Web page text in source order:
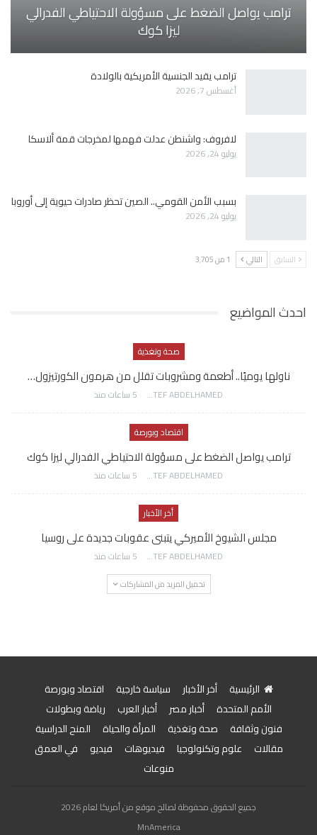
ترامب يواصل الضغط على مسؤولة الاحتياطي الفدرالي
ليزا كوك
ترامب يقيد الجنسية الأمريكية بالولادة
أغسطس 7, 2026
لافروف: واشنطن عدلت فهمها لمخرجات قمة ألاسكا
يوليو 24, 2026
بسبب الأمن القومي.. الصين تحظر صادرات حيوية إلى أوروبا
يوليو 24, 2026
السابق التالي 1 من 3٬705
احدث المواضيع
صحة وتغذية
ناولها يوميًا.. أطعمة ومشروبات تقلل من هرمون الكورتيزول…
AWATEF ABDELHAMED 5 ساعات منذ
اقتصاد وبورصة
ترامب يواصل الضغط على مسؤولة الاحتياطي الفدرالي ليزا كوك
AWATEF ABDELHAMED 5 ساعات منذ
أخر الأخبار
مجلس الشيوخ الأميركي يتبنى عقوبات جديدة على روسيا
AWATEF ABDELHAMED 5 ساعات منذ
تحميل المزيد من المشاركات
الرئيسية أخر الأخبار سياسة خارجية
اقتصاد وبورصة
الأمم المتحدة
أخبار مصر أخبار العرب
رياضة وبطولات
فنون وثقافة
صحة وتغذية المرأة والحياة
المنح الدراسية
مقالات
علوم وتكنولوجيا فيديوهات فيديو
في العمق
منوعات
جميع الحقوق محفوظة لصالح موقع من أمريكا لعام 2026
MnAmerica